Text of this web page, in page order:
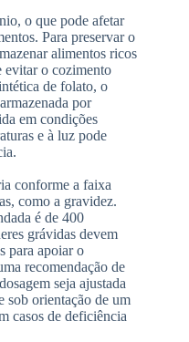
o que pode afetar
Para preservar o
alimentos ricos
evitar o cozimento
de folato, o
por
em condições
e à luz pode
conforme a faixa
como a gravidez.
é de 400
grávidas devem
para apoiar o
recomendação de
seja ajustada
sob orientação de um
casos de deficiência